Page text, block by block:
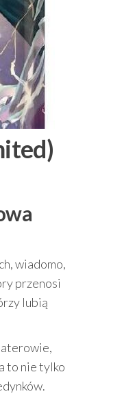
wiadomo,
przenosi
lubią
to nie tylko